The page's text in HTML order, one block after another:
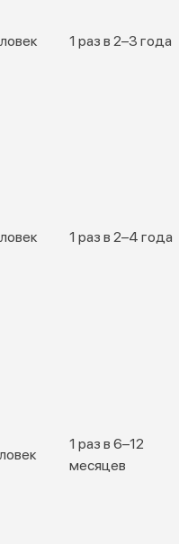
1 раз в 2–3 года
1 раз в 2–4 года
1 раз в 6–12
месяцев